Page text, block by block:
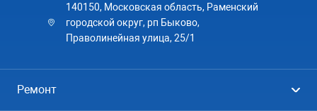
140150, Московская область, Раменский
городской округ, рп Быково,
Праволинейная улица, 25/1
Ремонт